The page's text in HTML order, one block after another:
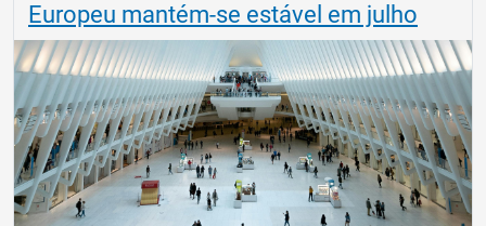
Europeu mantém-se estável em julho